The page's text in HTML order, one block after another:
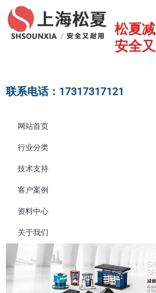
至
松夏
安全
联系电话：17317317121
网站首页
行业分类
技术支持
客户案例
资料中心
关于我们